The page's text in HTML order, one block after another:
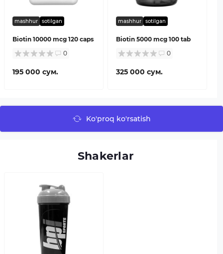
mashhur sotilgan
Biotin 10000 mcg 120 caps
0
195 000 сум.
mashhur sotilgan
Biotin 5000 mcg 100 tab
0
325 000 сум.
Ko'proq ko'rsatish
Shakerlar